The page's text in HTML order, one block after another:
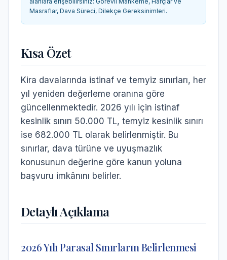
Masraflar, Dava Süreci, Dilekçe Gereksinimleri.
Kısa Özet
Kira davalarında istinaf ve temyiz sınırları, her
yıl yeniden değerleme oranına göre
güncellenmektedir. 2026 yılı için istinaf
kesinlik sınırı 50.000 TL, temyiz kesinlik sınırı
ise 682.000 TL olarak belirlenmiştir. Bu
sınırlar, dava türüne ve uyuşmazlık
konusunun değerine göre kanun yoluna
başvuru imkânını belirler.
Detaylı Açıklama
2026 Yılı Parasal Sınırların Belirlenmesi